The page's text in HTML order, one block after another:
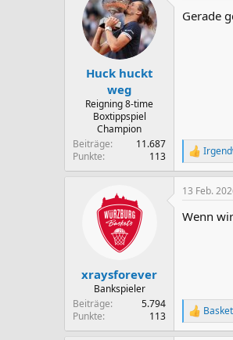
i
Huck huckt
weg
Reigning 8-time
Boxtippspiel
Champion
Beiträge
11.687
Punkte
113
Gerade
R
e
a
k
i
xraysforever
Bankspieler
Beiträge
5.794
Punkte
113
13 Feb.
Wenn
R
e